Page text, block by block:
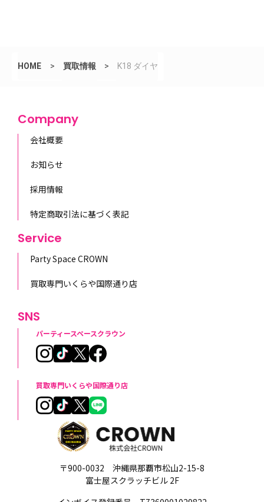
HOME > 買取情報 > K18 ダイヤ
〒900-0032 沖縄県那覇市松山2-15-8
富士屋スクラッチビル 2F
Company
会社概要
お知らせ
採用情報
特定商取引法に基づく表記
Service
Party Space CROWN
買取専門いくらや国際通り店
SNS
パーティースペースクラウン
買取専門いくらや国際通り店